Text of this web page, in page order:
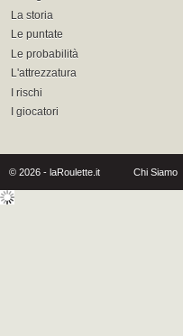
La storia
Le puntate
Le probabilità
L'attrezzatura
I rischi
I giocatori
© 2026 - laRoulette.it Chi Siamo